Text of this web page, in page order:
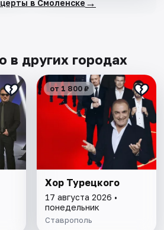
в Смоленске
в других городах
от 1 800 ₽
Хор Турецкого
17 августа 2026 •
понедельник
Ставрополь